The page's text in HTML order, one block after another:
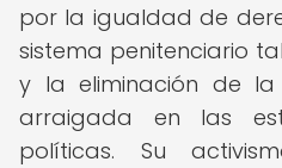
por la igualdad de
sistema penitenciario
y la eliminación de la
arraigada en las
políticas. Su